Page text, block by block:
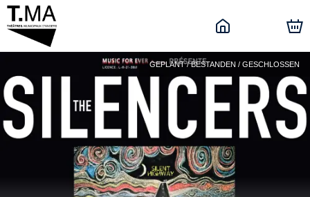
GEPLANT / BESTANDEN / GESCHLOSSEN